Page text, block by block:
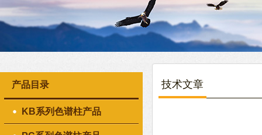
产品目录
KB系列色谱柱产品
技术文章